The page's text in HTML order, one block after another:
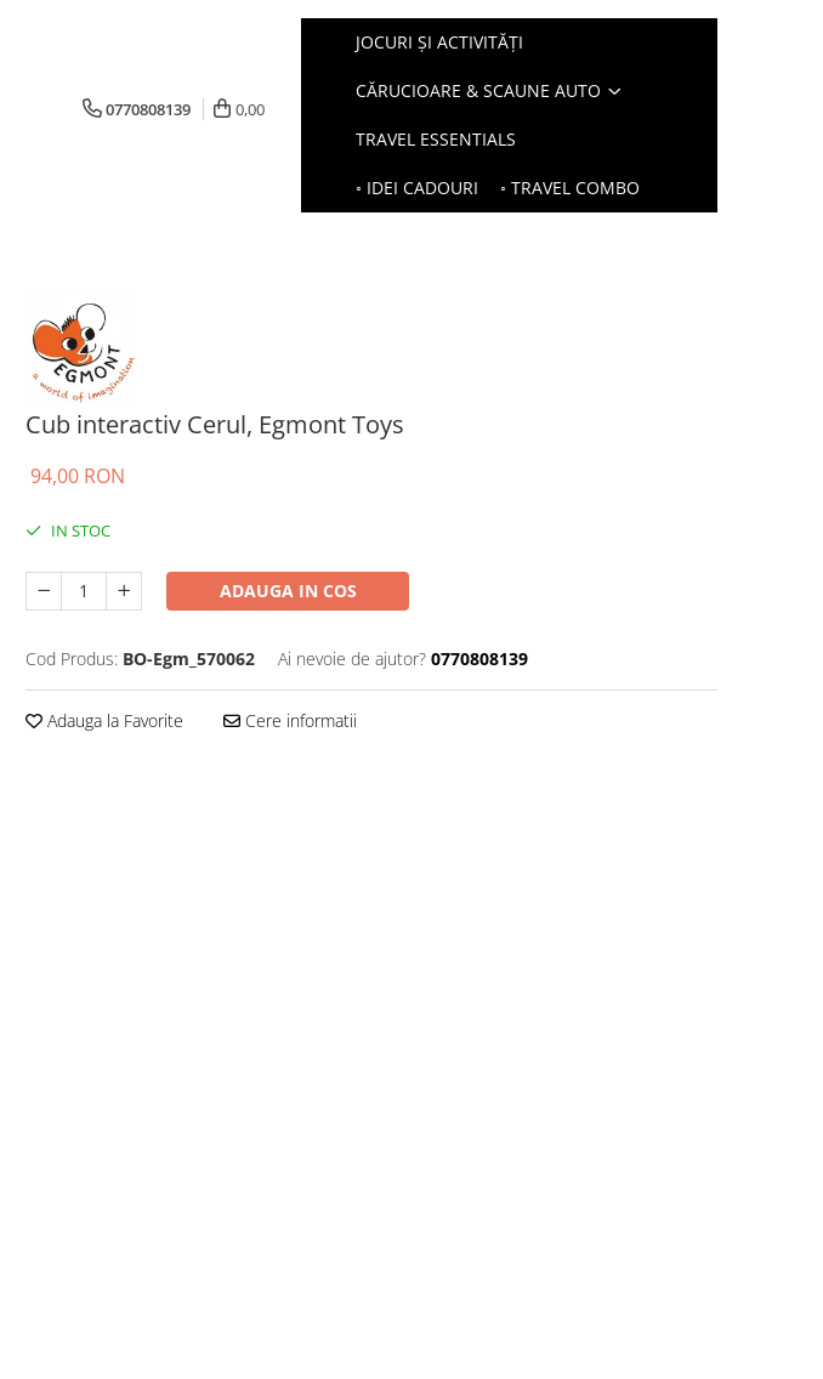
0770808139 0,00
JOCURI ȘI ACTIVITĂȚI
CĂRUCIOARE & SCAUNE AUTO
TRAVEL ESSENTIALS
◦ IDEI CADOURI ◦ TRAVEL COMBO
Cub interactiv Cerul, Egmont Toys
94,00 RON
IN STOC
ADAUGA IN COS
Cod Produs: BO-Egm_570062 Ai nevoie de ajutor? 0770808139
Adauga la Favorite Cere informatii